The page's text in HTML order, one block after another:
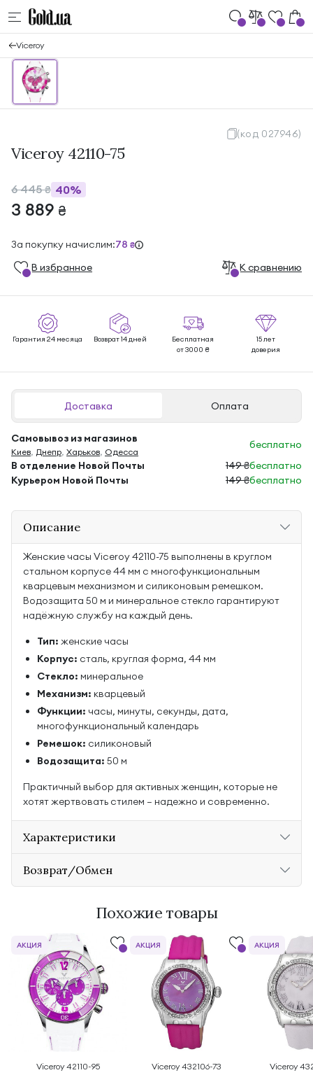
Viceroy
(код 027946)
Viceroy 42110-75
6 445₴ 40%
3 889 ₴
За покупку начислим:78 ₴
В избранноe К сравнению
Гарантия 24 месяца Возврат 14 дней
Бесплатная
от 3000 ₴
15 лет
доверия
Доставка Оплата
Самовывоз из магазинов
Киев, Днепр, Харьков, Одесса
бесплатно
В отделение Новой Почты
149 ₴бесплатно
Курьером Новой Почты
149 ₴бесплатно
Описание
Женские часы Viceroy 42110-75 выполнены в круглом
стальном корпусе 44 мм с многофункциональным
кварцевым механизмом и силиконовым ремешком.
Водозащита 50 м и минеральное стекло гарантируют
надёжную службу на каждый день.
Тип: женские часы
Корпус: сталь, круглая форма, 44 мм
Стекло: минеральное
Механизм: кварцевый
Функции: часы, минуты, секунды, дата,
многофункциональный календарь
Ремешок: силиконовый
Водозащита: 50 м
Практичный выбор для активных женщин, которые не
хотят жертвовать стилем — надежно и современно.
Характеристики
Возврат/Обмен
Похожие товары
Viceroy 42110-95
АКЦИЯ
Viceroy 432106-73
АКЦИЯ
Viceroy
АКЦИЯ